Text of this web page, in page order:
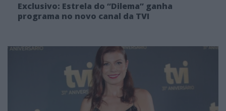
Exclusivo: Estrela do “Dilema” ganha
programa no novo canal da TVI